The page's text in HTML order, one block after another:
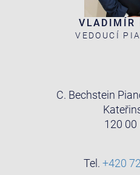
VLADIMÍR
VEDOUCÍ
C. Bechstein
120 00
Tel. +420